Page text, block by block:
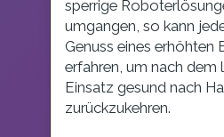
sperrige
umgangen, so kann
Genuss eines erhöhten
erfahren, um nach dem
Einsatz gesund nach
zurückzukehren.